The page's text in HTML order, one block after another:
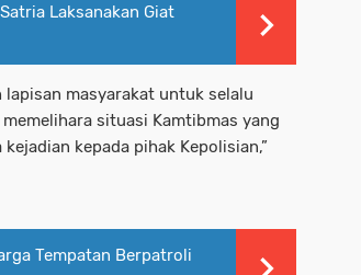
Laksanakan Giat
lapisan masyarakat untuk selalu
situasi Kamtibmas yang
kepada pihak Kepolisian,”
Tempatan Berpatroli